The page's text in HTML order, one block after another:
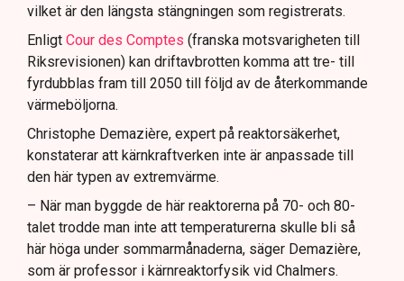
vilket är den längsta stängningen som registrerats.
Enligt Cour des Comptes (franska motsvarigheten till
Riksrevisionen) kan driftavbrotten komma att tre- till
fyrdubblas fram till 2050 till följd av de återkommande
värmeböljorna.
Christophe Demazière, expert på reaktorsäkerhet,
konstaterar att kärnkraftverken inte är anpassade till
den här typen av extremvärme.
– När man byggde de här reaktorerna på 70- och 80-
talet trodde man inte att temperaturerna skulle bli så
här höga under sommarmånaderna, säger Demazière,
som är professor i kärnreaktorfysik vid Chalmers.